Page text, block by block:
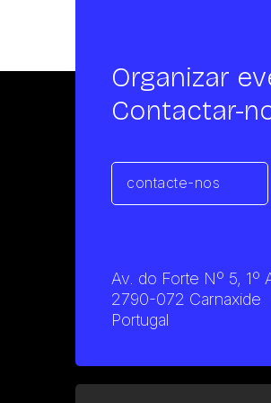
Organizar
Contactar-
contacte-nos
Av. do Forte Nº 5, 1º
2790-072 Carnaxide
Portugal